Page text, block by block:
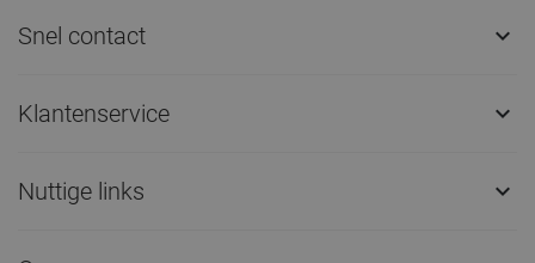
Snel contact 
Klantenservice 
Nuttige links 